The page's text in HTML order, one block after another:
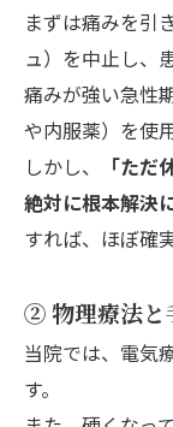
まずは痛みを引
ュ）を中止し、
痛みが強い急性
や内服薬）を使
しかし、
「た
絶対に根本解決
すれば、ほぼ確
② 物理療法と
当院では、電気
す。